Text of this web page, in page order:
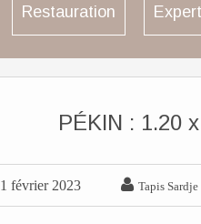
Restauration
PÉKIN : 1.20
1 février 2023  Tapis Sardje